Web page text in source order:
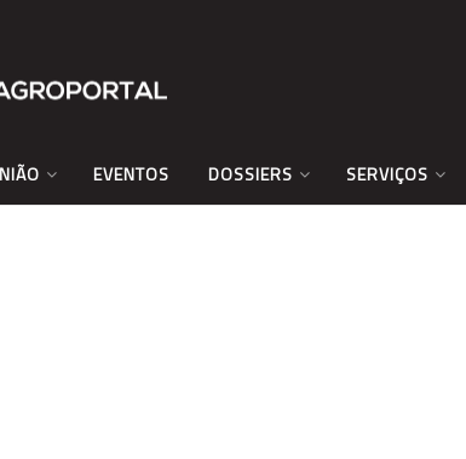
EVENTOS DOSSIERS SERVIÇOS